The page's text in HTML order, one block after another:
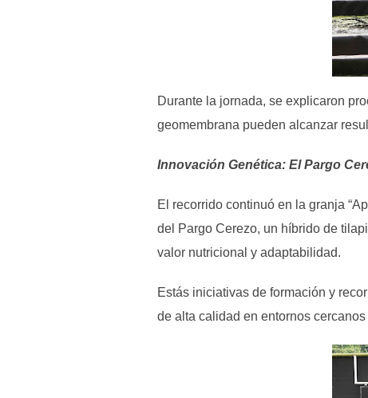
Durante la jornada, se explicaron
geomembrana pueden alcanzar
Innovación Genética: El Pargo
El recorrido continuó en la granja
del Pargo Cerezo, un híbrido de
valor nutricional y adaptabilidad.
Estás iniciativas de formación y
de alta calidad en entornos